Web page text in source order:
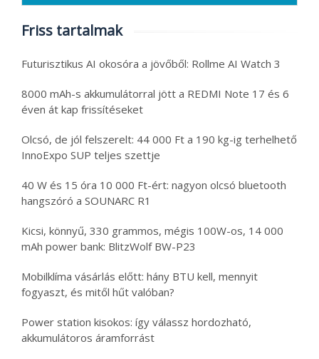
Friss tartalmak
Futurisztikus AI okosóra a jövőből: Rollme AI Watch 3
8000 mAh-s akkumulátorral jött a REDMI Note 17 és 6
éven át kap frissítéseket
Olcsó, de jól felszerelt: 44 000 Ft a 190 kg-ig terhelhető
InnoExpo SUP teljes szettje
40 W és 15 óra 10 000 Ft-ért: nagyon olcsó bluetooth
hangszóró a SOUNARC R1
Kicsi, könnyű, 330 grammos, mégis 100W-os, 14 000
mAh power bank: BlitzWolf BW-P23
Mobilklíma vásárlás előtt: hány BTU kell, mennyit
fogyaszt, és mitől hűt valóban?
Power station kisokos: így válassz hordozható,
akkumulátoros áramforrást